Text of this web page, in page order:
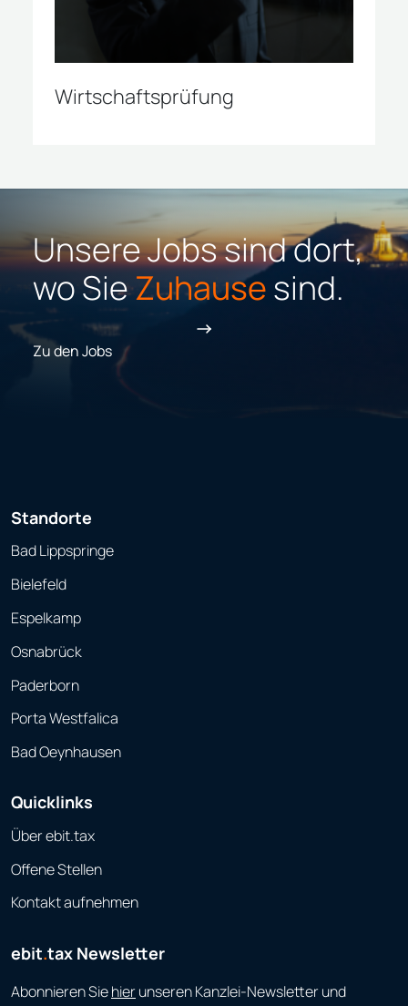
Wirtschaftsprüfung
Unsere Jobs sind dort,
wo SieZuhausesind.
Zu den Jobs
Standorte
Bad Lippspringe
Bielefeld
Espelkamp
Osnabrück
Paderborn
Porta Westfalica
Bad Oeynhausen
Quicklinks
Über ebit.tax
Offene Stellen
Kontakt aufnehmen
ebit.tax Newsletter
Abonnieren Siehierunseren Kanzlei-Newsletter und